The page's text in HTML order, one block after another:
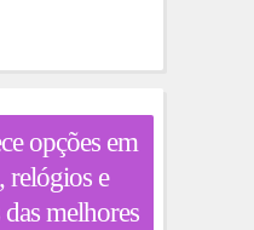
opções em
relógios e
melhores